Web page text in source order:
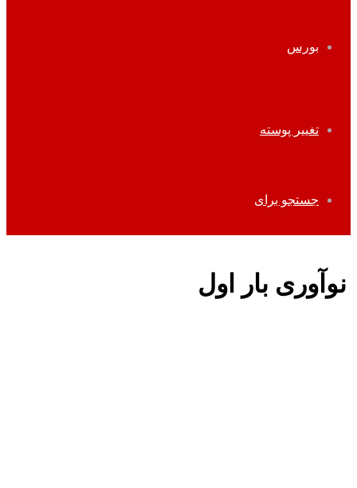
بورس
تغییر پوسته
جستجو برای
نوآوری بار اول